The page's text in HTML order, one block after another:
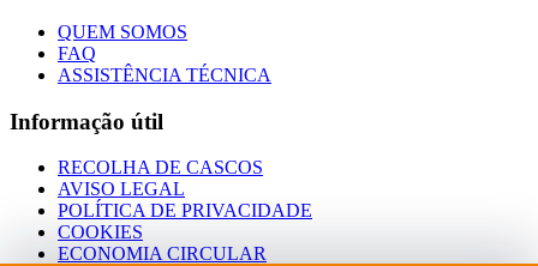
QUEM SOMOS
FAQ
ASSISTÊNCIA TÉCNICA
Informação útil
RECOLHA DE CASCOS
AVISO LEGAL
POLÍTICA DE PRIVACIDADE
COOKIES
ECONOMIA CIRCULAR